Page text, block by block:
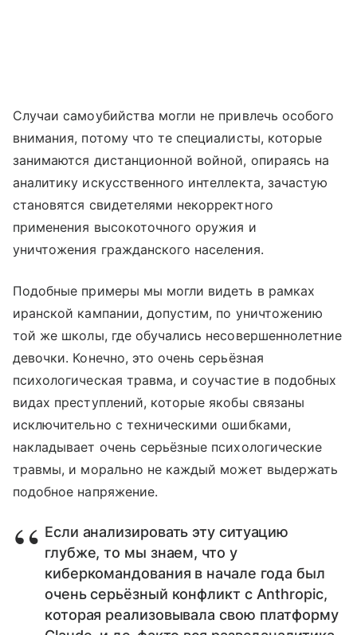
Случаи самоубийства могли не привлечь особого
внимания, потому что те специалисты, которые
занимаются дистанционной войной, опираясь на
аналитику искусственного интеллекта, зачастую
становятся свидетелями некорректного
применения высокоточного оружия и
уничтожения гражданского населения.
Подобные примеры мы могли видеть в рамках
иранской кампании, допустим, по уничтожению
той же школы, где обучались несовершеннолетние
девочки. Конечно, это очень серьёзная
психологическая травма, и соучастие в подобных
видах преступлений, которые якобы связаны
исключительно с техническими ошибками,
накладывает очень серьёзные психологические
травмы, и морально не каждый может выдержать
подобное напряжение.
Если анализировать эту ситуацию
глубже, то мы знаем, что у
киберкомандования в начале года был
очень серьёзный конфликт с Anthropic,
которая реализовывала свою платформу